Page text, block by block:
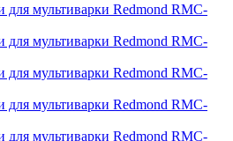
для мультиварки Redmond RMC-
для мультиварки Redmond RMC-
для мультиварки Redmond RMC-
для мультиварки Redmond RMC-
для мультиварки Redmond RMC-